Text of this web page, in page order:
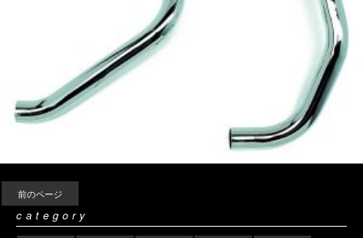
前のページ
category